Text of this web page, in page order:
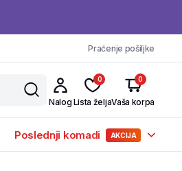
Praćenje pošiljke
Nalog
0
Lista želja
0
Vaša korpa
Poslednji komadi AKCIJA